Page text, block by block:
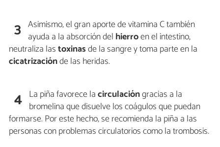
3 Asimismo, el gran aporte de vitamina C también
ayuda a la absorción del hierroen el intestino,
neutraliza lastoxinasde la sangre y toma parte en la
cicatrizaciónde las heridas.
4 La piña favorece lacirculacióngracias a la
bromelina que disuelve los coágulos que puedan
formarse. Por este hecho, se recomienda la piña a las
personas con problemas circulatorios como la trombosis.